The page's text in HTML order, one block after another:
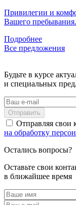
Привилегии и
Вашего пребывания.
Подробнее
Все предложения
Будьте в курсе
и специальных
Отправить
Отправляя свои
на обработку
Остались вопросы?
Оставьте свои
в ближайшее время